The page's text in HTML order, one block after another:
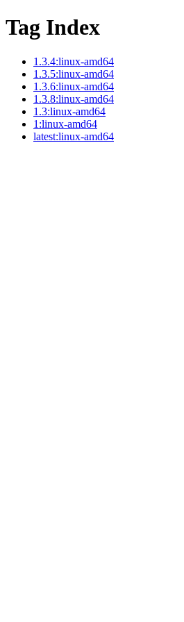
Tag Index
1.3.4:linux-amd64
1.3.5:linux-amd64
1.3.6:linux-amd64
1.3.8:linux-amd64
1.3:linux-amd64
1:linux-amd64
latest:linux-amd64